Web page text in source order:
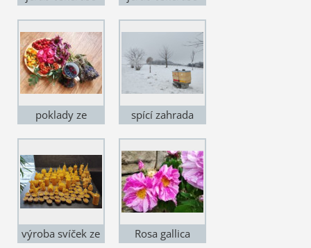
poklady ze
spící zahrada
výroba svíček ze
Rosa gallica